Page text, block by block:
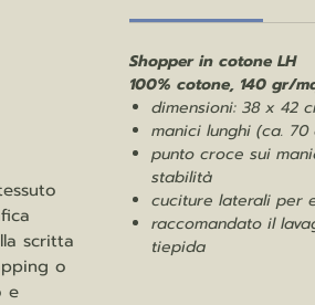
scritta
o
e
Shopper in cotone LH
100% cotone, 140 gr/
dimensioni: 38 x 42
manici lunghi (ca. 70
punto croce sui
stabilità
cuciture laterali per
raccomandato il
tiepida